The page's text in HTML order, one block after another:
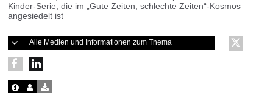
Kinder-Serie, die im „Gute Zeiten, schlechte Zeiten“-Kosmos
angesiedelt ist
Alle Medien und Informationen zum Thema